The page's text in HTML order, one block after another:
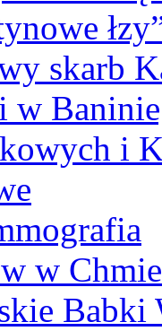
skarb
w
i
w
Babki